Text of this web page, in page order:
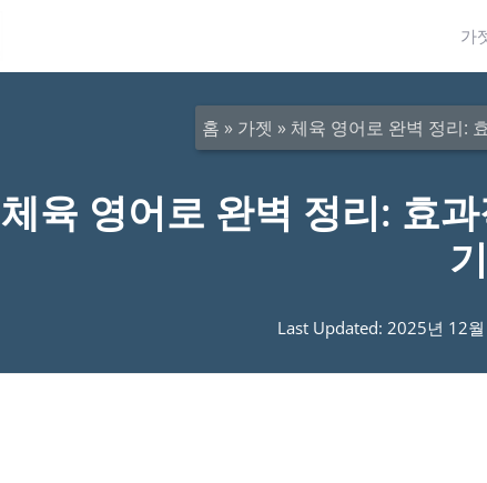
가
홈 » 가젯 »체육 영어로 완벽 정리:
체육 영어로 완벽 정리: 효
기
Last Updated: 2025년 12